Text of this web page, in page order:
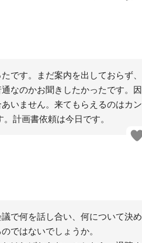
です。まだ案内を出しておらず、
なのかお聞きしたかったです。因
いません。来てもらえるのはカン
計画書依頼は今日です。
で何を話し合い、何について決め
ではないでしょうか。